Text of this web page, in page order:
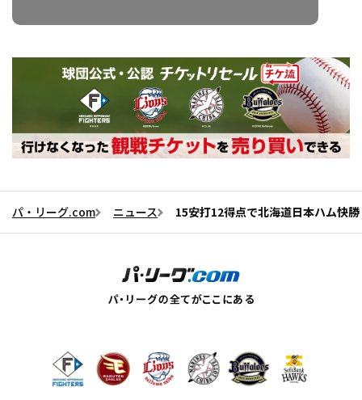
パ・リーグ.com ニュース 15安打12得点で北海道日本ハム快